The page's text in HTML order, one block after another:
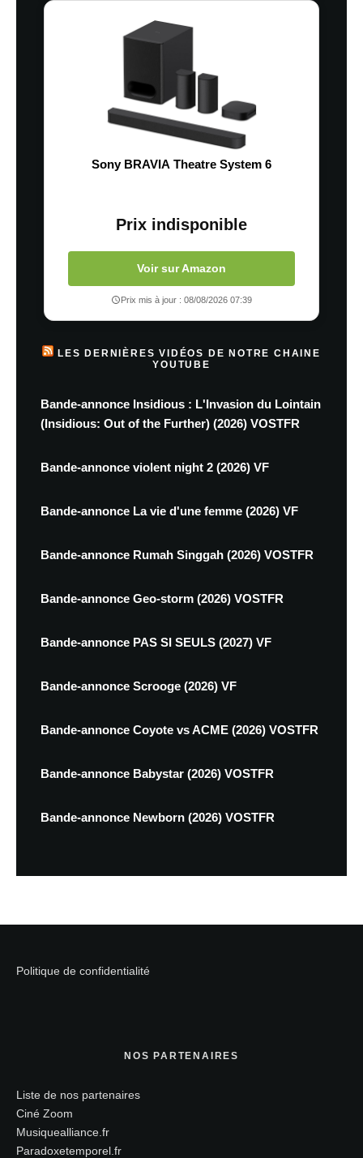
Sony BRAVIA Theatre System 6
Prix indisponible
Voir sur Amazon
Prix mis à jour : 08/08/2026 07:39
LES DERNIÈRES VIDÉOS DE NOTRE CHAINE
YOUTUBE
Bande-annonce Insidious : L'Invasion du Lointain
(Insidious: Out of the Further) (2026) VOSTFR
Bande-annonce violent night 2 (2026) VF
Bande-annonce La vie d'une femme (2026) VF
Bande-annonce Rumah Singgah (2026) VOSTFR
Bande-annonce Geo-storm (2026) VOSTFR
Bande-annonce PAS SI SEULS (2027) VF
Bande-annonce Scrooge (2026) VF
Bande-annonce Coyote vs ACME (2026) VOSTFR
Bande-annonce Babystar (2026) VOSTFR
Bande-annonce Newborn (2026) VOSTFR
Politique de confidentialité
NOS PARTENAIRES
Liste de nos partenaires
Ciné Zoom
Musiquealliance.fr
Paradoxetemporel.fr